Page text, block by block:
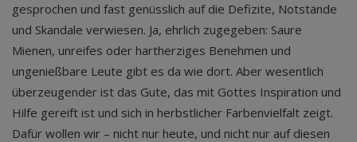
gesprochen und fast genüsslich auf die Defizite, Notstände
und Skandale verwiesen. Ja, ehrlich zugegeben: Saure
Mienen, unreifes oder hartherziges Benehmen und
ungenießbare Leute gibt es da wie dort. Aber wesentlich
überzeugender ist das Gute, das mit Gottes Inspiration und
Hilfe gereift ist und sich in herbstlicher Farbenvielfalt zeigt.
Dafür wollen wir – nicht nur heute, und nicht nur auf diesen